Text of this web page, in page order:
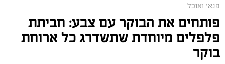
פנאי ואוכל
פותחים את הבוקר עם צבע: חביתת
פלפלים מיוחדת שתשדרג כל ארוחת
בוקר